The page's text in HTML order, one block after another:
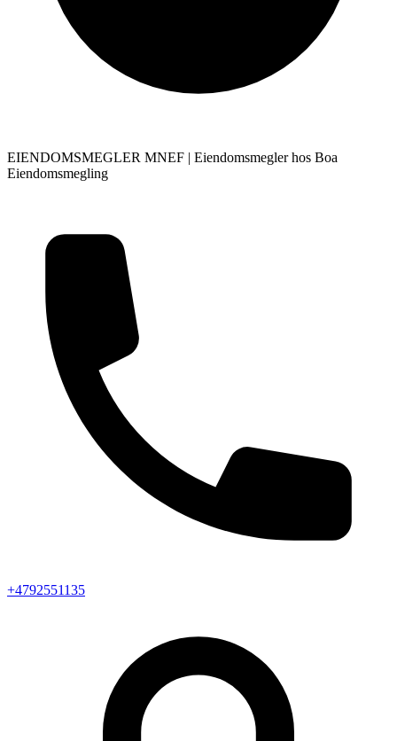
EIENDOMSMEGLER MNEF | Eiendomsmegler hos Boa
Eiendomsmegling
+4792551135